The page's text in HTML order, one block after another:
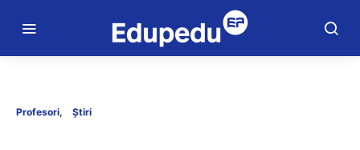
Profesori Știri